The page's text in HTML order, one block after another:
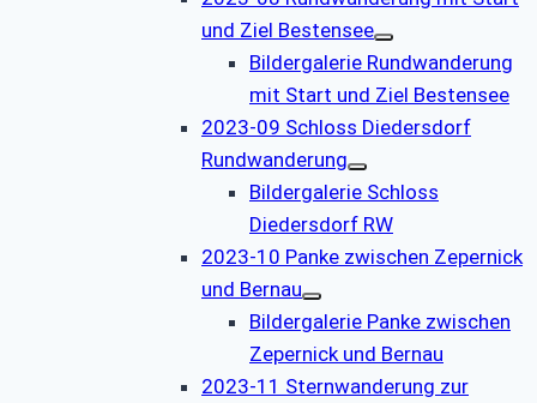
und Ziel Bestensee
Bildergalerie Rundwanderung
mit Start und Ziel Bestensee
2023-09 Schloss Diedersdorf
Rundwanderung
Bildergalerie Schloss
Diedersdorf RW
2023-10 Panke zwischen Zepernick
und Bernau
Bildergalerie Panke zwischen
Zepernick und Bernau
2023-11 Sternwanderung zur